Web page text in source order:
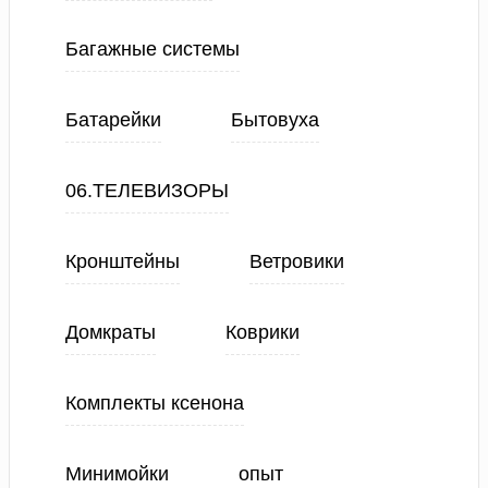
Багажные системы
Батарейки Бытовуха
06.ТЕЛЕВИЗОРЫ
Кронштейны Ветровики
Домкраты Коврики
Комплекты ксенона
Минимойки опыт